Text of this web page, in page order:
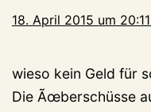
18. April 2015 um
wieso kein Geld für
Die Ãœberschüsse